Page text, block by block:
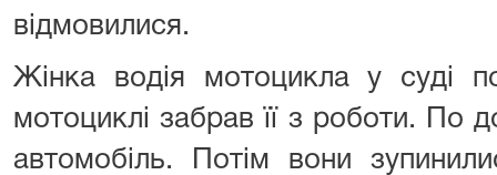
відмовилися.
Жінка водія мотоцикла у суді
мотоциклі забрав її з роботи. По
автомобіль. Потім вони